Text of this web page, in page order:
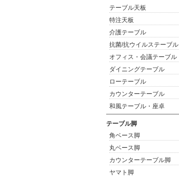
テーブル天板
特注天板
介護テーブル
抗菌/抗ウイルステーブル
オフィス・会議テーブル
ダイニングテーブル
ローテーブル
カウンターテーブル
和風テーブル・座卓
テーブル脚
角ベース脚
丸ベース脚
カウンターテーブル脚
ヤマト脚